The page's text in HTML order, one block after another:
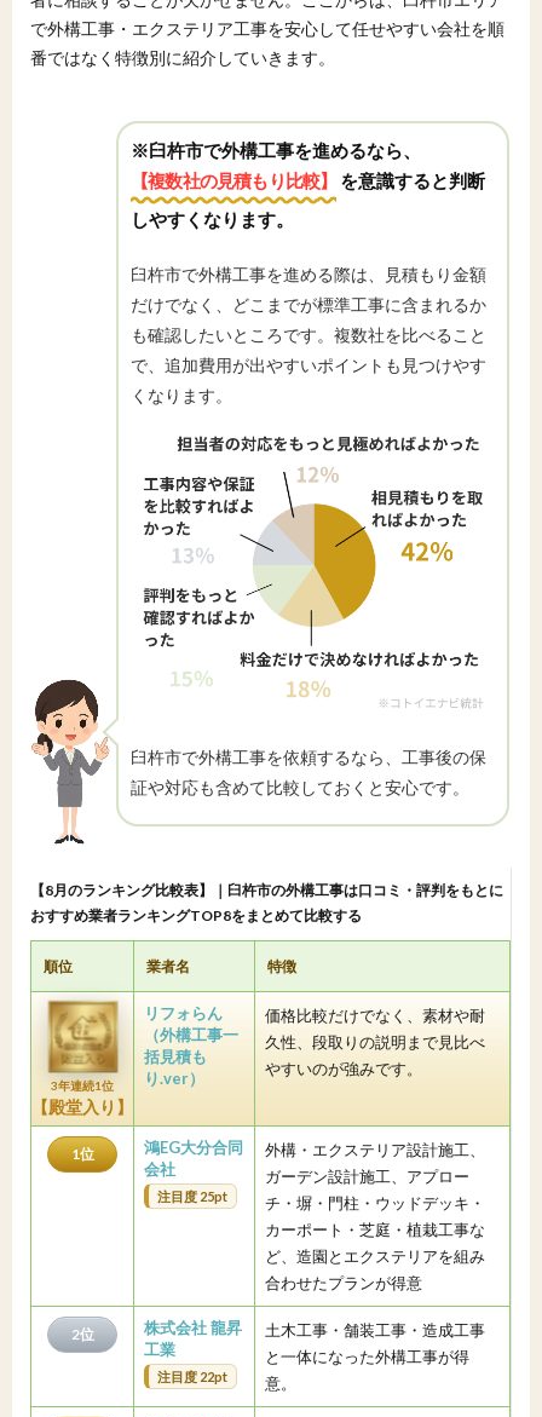
で外構工事・エクステリア工事を安心して任せやすい会社を順
番ではなく特徴別に紹介していきます。
※臼杵市で外構工事を進めるなら、
【複数社の見積もり比較】
を意識すると判断
しやすくなります。
臼杵市で外構工事を進める際は、見積もり金額
だけでなく、どこまでが標準工事に含まれるか
も確認したいところです。複数社を比べること
で、追加費用が出やすいポイントも見つけやす
くなります。
臼杵市で外構工事を依頼するなら、工事後の保
証や対応も含めて比較しておくと安心です。
【8月のランキング比較表】｜臼杵市の外構工事は口コミ・評判をもとに
おすすめ業者ランキングTOP8をまとめて比較する
順位 業者名 特徴
3年連続1位
【殿堂入り】
リフォらん
（外構工事一
括見積も
り.ver）
価格比較だけでなく、素材や耐
久性、段取りの説明まで見比べ
やすいのが強みです。
1位
鴻EG大分合同
会社
注目度 25pt
外構・エクステリア設計施工、
ガーデン設計施工、アプロー
チ・塀・門柱・ウッドデッキ・
カーポート・芝庭・植栽工事な
ど、造園とエクステリアを組み
合わせたプランが得意
2位
株式会社 龍昇
工業
注目度 22pt
土木工事・舗装工事・造成工事
と一体になった外構工事が得
意。